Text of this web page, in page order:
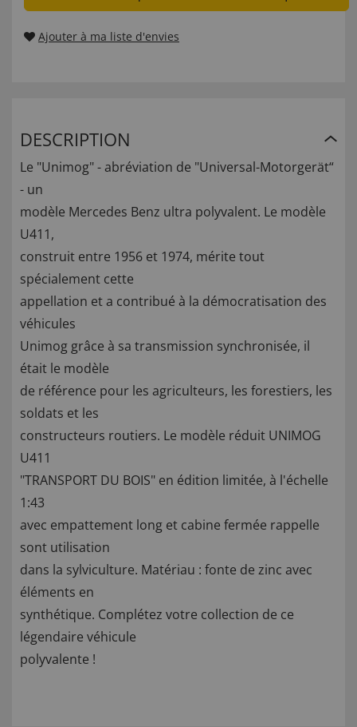
Ajouter à ma liste d'envies
DESCRIPTION
Le "Unimog" - abréviation de "Universal-Motorgerät“
- un
modèle Mercedes Benz ultra polyvalent. Le modèle
U411,
construit entre 1956 et 1974, mérite tout
spécialement cette
appellation et a contribué à la démocratisation des
véhicules
Unimog grâce à sa transmission synchronisée, il
était le modèle
de référence pour les agriculteurs, les forestiers, les
soldats et les
constructeurs routiers. Le modèle réduit UNIMOG
U411
"TRANSPORT DU BOIS" en édition limitée, à l'échelle
1:43
avec empattement long et cabine fermée rappelle
sont utilisation
dans la sylviculture. Matériau : fonte de zinc avec
éléments en
synthétique. Complétez votre collection de ce
légendaire véhicule
polyvalente !